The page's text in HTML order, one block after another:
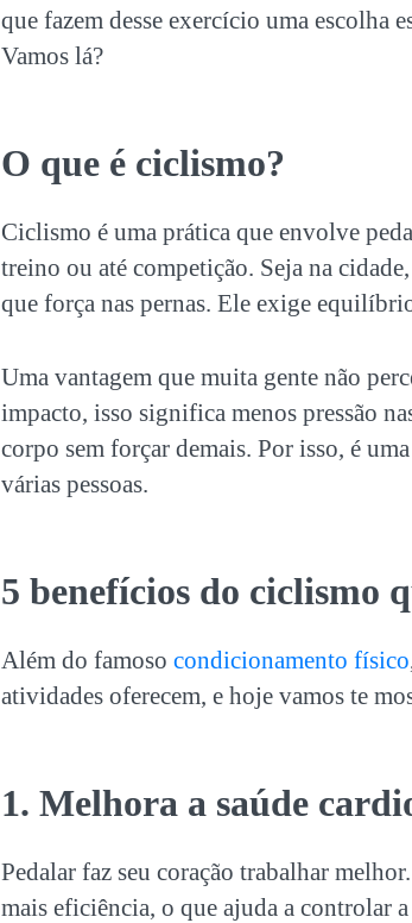
que fazem desse exercício uma escolha
Vamos lá?
O que é ciclismo?
Ciclismo é uma prática que envolve
treino ou até competição. Seja na
que força nas pernas. Ele exige
Uma vantagem que muita gente não
impacto, isso significa menos pressão
corpo sem forçar demais. Por isso, é
várias pessoas.
5 benefícios do ciclismo
Além do famoso condicionamento físico
atividades oferecem, e hoje vamos te
1. Melhora a saúde
Pedalar faz seu coração trabalhar
mais eficiência, o que ajuda a controlar